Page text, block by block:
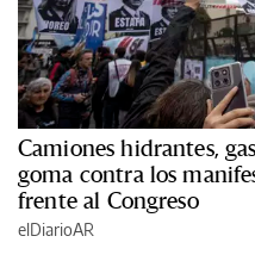
Camiones hidrantes,
goma contra los
frente al Congreso
elDiarioAR